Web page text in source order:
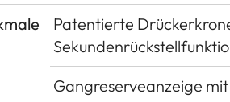
Patentierte
Gangreserveanzeige